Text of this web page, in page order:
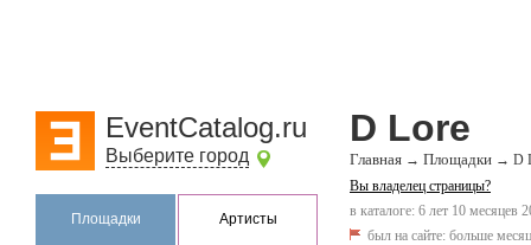
EventCatalog.ru
Выберите город
Площадки Артисты
D Lore
Главная → Площадки → D
Вы владелец страницы?
в каталоге: 6 лет 10 месяцев
был на сайте: больше